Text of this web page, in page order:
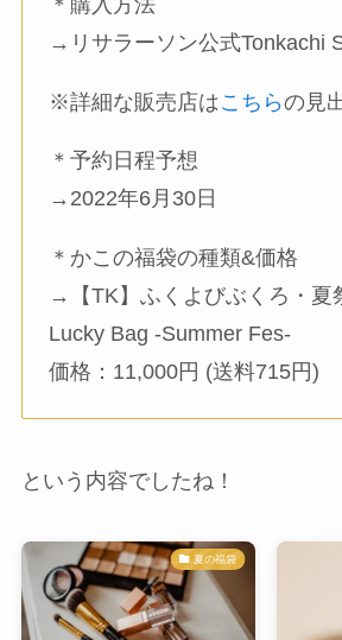
→リサラーソン公式Tonkachi
※詳細な販売店はこちらの見
＊予約日程予想
→2022年6月30日
＊かこの福袋の種類&価格
→【TK】ふくよびぶくろ・夏
Lucky Bag -Summer Fes-
価格：11,000円 (送料715円)
という内容でしたね！
夏の福袋